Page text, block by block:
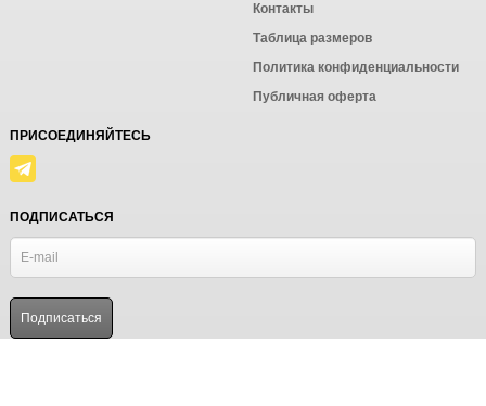
Контакты
Таблица размеров
Политика конфиденциальности
Публичная оферта
ПРИСОЕДИНЯЙТЕСЬ
ПОДПИСАТЬСЯ